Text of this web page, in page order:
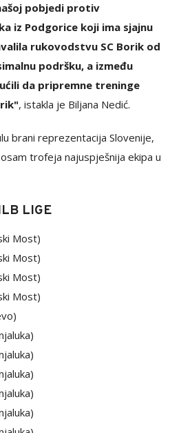
pobjedi protiv
iz Podgorice koji ima sjajnu
rukovodstvu SC Borik od
podršku, a između
da pripremne treninge
, istakla je Biljana Nedić.
brani reprezentacija Slovenije,
trofeja najuspješnija ekipa u
LIGE
Most)
Most)
Most)
Most)